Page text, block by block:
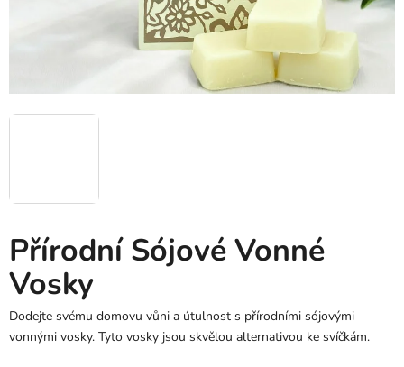
Přírodní Sójové Vonné
Vosky
Dodejte svému domovu vůni a útulnost s přírodními sójovými
vonnými vosky. Tyto vosky jsou skvělou alternativou ke svíčkám.